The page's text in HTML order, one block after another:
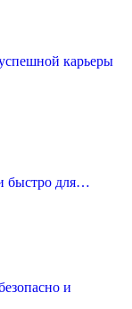
карьеры
быстро для…
и